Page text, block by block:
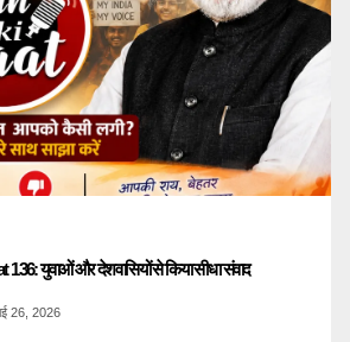
युवाओं और देशवासियों से किया सीधा संवाद
26, 2026